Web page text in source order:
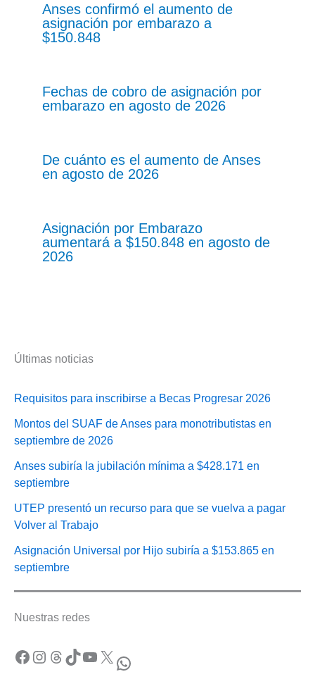
Anses confirmó el aumento de
asignación por embarazo a
$150.848
Fechas de cobro de asignación por
embarazo en agosto de 2026
De cuánto es el aumento de Anses
en agosto de 2026
Asignación por Embarazo
aumentará a $150.848 en agosto de
2026
Últimas noticias
Requisitos para inscribirse a Becas Progresar 2026
Montos del SUAF de Anses para monotributistas en
septiembre de 2026
Anses subiría la jubilación mínima a $428.171 en
septiembre
UTEP presentó un recurso para que se vuelva a pagar
Volver al Trabajo
Asignación Universal por Hijo subiría a $153.865 en
septiembre
Nuestras redes
Facebook Instagram Threads TikTok YouTube X WhatsApp